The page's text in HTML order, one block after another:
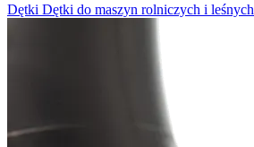
Dętki Dętki do maszyn rolniczych i leśnych